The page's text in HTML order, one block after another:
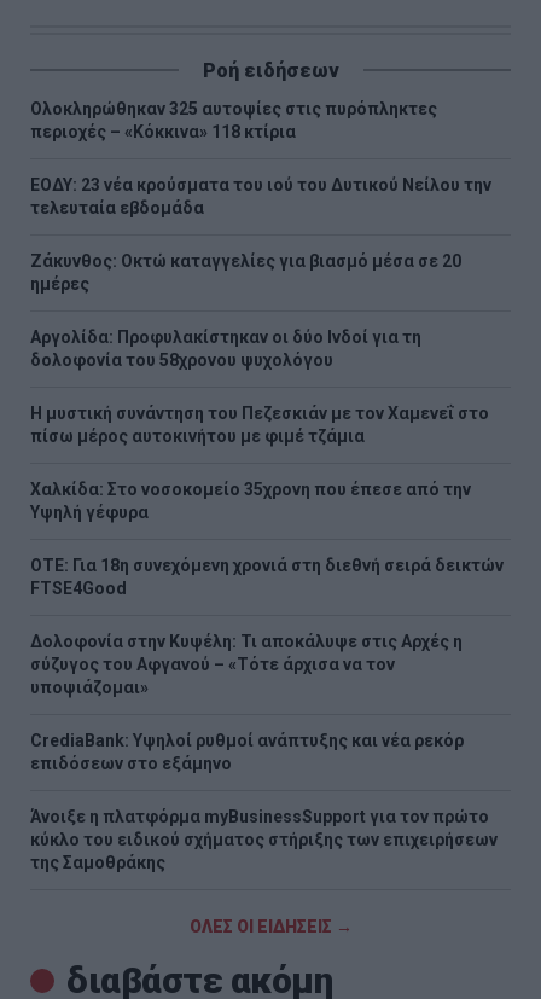
Ροή ειδήσεων
Ολοκληρώθηκαν 325 αυτοψίες στις πυρόπληκτες
περιοχές – «Κόκκινα» 118 κτίρια
ΕΟΔΥ: 23 νέα κρούσματα του ιού του Δυτικού Νείλου την
τελευταία εβδομάδα
Ζάκυνθος: Οκτώ καταγγελίες για βιασμό μέσα σε 20
ημέρες
Αργολίδα: Προφυλακίστηκαν οι δύο Ινδοί για τη
δολοφονία του 58χρονου ψυχολόγου
Η μυστική συνάντηση του Πεζεσκιάν με τον Χαμενεΐ στο
πίσω μέρος αυτοκινήτου με φιμέ τζάμια
Χαλκίδα: Στο νοσοκομείο 35χρονη που έπεσε από την
Υψηλή γέφυρα
ΟΤΕ: Για 18η συνεχόμενη χρονιά στη διεθνή σειρά δεικτών
FTSE4Good
Δολοφονία στην Κυψέλη: Τι αποκάλυψε στις Αρχές η
σύζυγος του Αφγανού – «Τότε άρχισα να τον
υποψιάζομαι»
CrediaBank: Υψηλοί ρυθμοί ανάπτυξης και νέα ρεκόρ
επιδόσεων στο εξάμηνο
Άνοιξε η πλατφόρμα myBusinessSupport για τον πρώτο
κύκλο του ειδικού σχήματος στήριξης των επιχειρήσεων
της Σαμοθράκης
ΟΛΕΣ ΟΙ ΕΙΔΗΣΕΙΣ →
διαβάστε ακόμη